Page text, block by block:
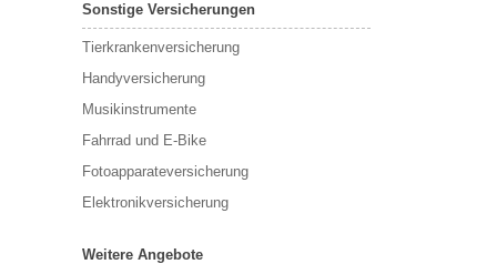
Sonstige Versicherungen
Tierkrankenversicherung
Handyversicherung
Musikinstrumente
Fahrrad und E-Bike
Fotoapparateversicherung
Elektronikversicherung
Weitere Angebote